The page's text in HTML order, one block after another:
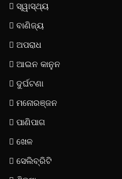
ସ୍ୱାସ୍ଥ୍ୟ
ବାଣିଜ୍ୟ
ଅପରାଧ
ଆଇନ କାନୁନ
ଦୁର୍ଘଟଣା
ମନୋରଞ୍ଜନ
ପାଣିପାଗ
ଖେଳ
ସେଲିବ୍ରିଟି